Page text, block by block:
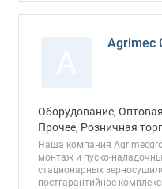
Agrimec
Оборудование,
Прочее, Розничная
Наша компания
монтаж и пуско-
стационарных
постгарантийное